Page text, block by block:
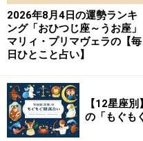
「おひつじ座」の今日の運勢
転機が訪れる予感。普段
挑戦を。
＞【12星座別】あなた今
2026年8月4日の運勢ランキ
ング「おひつじ座～うお座」
マリィ・プリマヴェラの【毎
日ひとこと占い】
【12星座
の「もぐも